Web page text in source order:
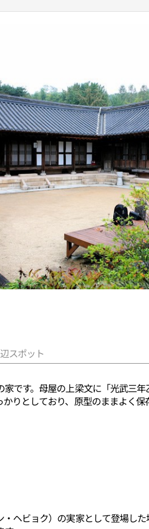
スポット
です。母屋の上梁文に「光武三
りとしており、原型のままよく保
ヘビョク）の実家として登場し